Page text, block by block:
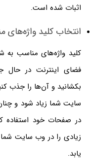
اثبات شده است.
انتخاب کلید واژه‌های
کلید واژه‌های مناسب به
فضای اینترنت در
بکشانید و آن‌ها را جذب
سایت شما زیاد شود و
در صفحات خود استفاده
یابد.